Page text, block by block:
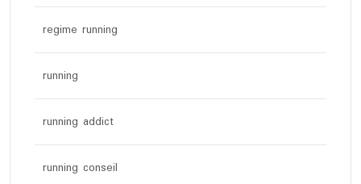
regime running
running
running addict
running conseil